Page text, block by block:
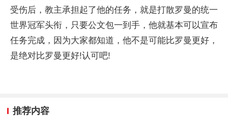
受伤后，教主承担起了他的任务，就是打散罗曼的统一
世界冠军头衔，只要公文包一到手，他就基本可以宣布
任务完成，因为大家都知道，他不是可能比罗曼更好，
是绝对比罗曼更好!认可吧!
推荐内容